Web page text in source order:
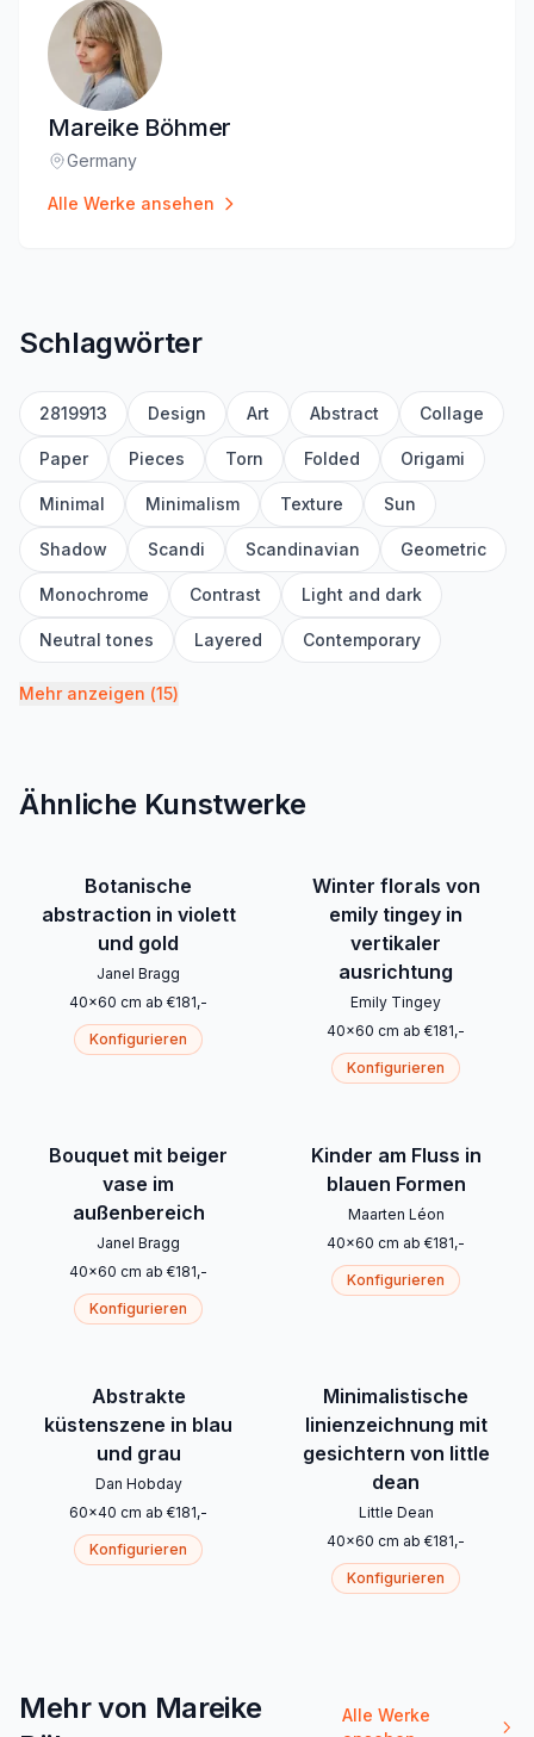
Mareike Böhmer
Standort:
Germany
Alle Werke ansehen
Schlagwörter
2819913 Design Art Abstract Collage
Paper Pieces Torn Folded Origami
Minimal Minimalism Texture Sun
Shadow Scandi Scandinavian Geometric
Monochrome Contrast Light and dark
Neutral tones Layered Contemporary
Mehr anzeigen (15)
Ähnliche Kunstwerke
Botanische
abstraction in violett
und gold
Janel Bragg
40x60 cm ab €181,-
Konfigurieren
Winter florals von
emily tingey in
vertikaler
ausrichtung
Emily Tingey
40x60 cm ab €181,-
Konfigurieren
Bouquet mit beiger
vase im
außenbereich
Janel Bragg
40x60 cm ab €181,-
Konfigurieren
Kinder am Fluss in
blauen Formen
Maarten Léon
40x60 cm ab €181,-
Konfigurieren
Abstrakte
küstenszene in blau
und grau
Dan Hobday
60x40 cm ab €181,-
Konfigurieren
Minimalistische
linienzeichnung mit
gesichtern von little
dean
Little Dean
40x60 cm ab €181,-
Konfigurieren
Mehr von Mareike
Alle Werke